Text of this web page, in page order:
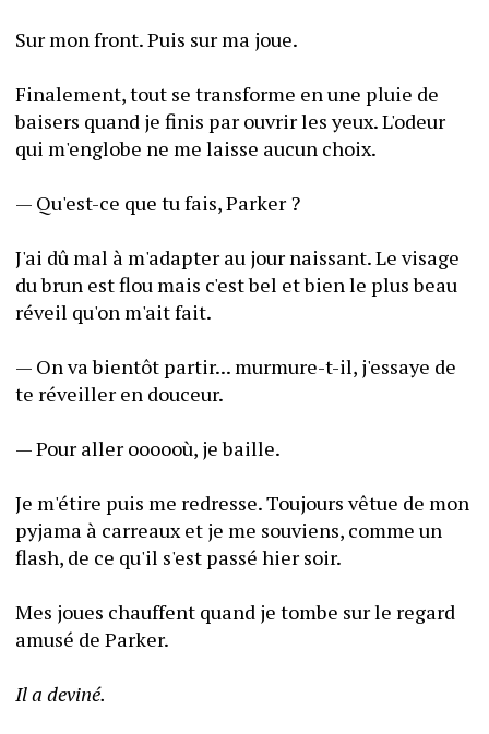
Sur mon front. Puis sur ma joue.
Finalement, tout se transforme en une pluie de
baisers quand je finis par ouvrir les yeux. L'odeur
qui m'englobe ne me laisse aucun choix.
— Qu'est-ce que tu fais, Parker ?
J'ai dû mal à m'adapter au jour naissant. Le visage
du brun est flou mais c'est bel et bien le plus beau
réveil qu'on m'ait fait.
— On va bientôt partir... murmure-t-il, j'essaye de
te réveiller en douceur.
— Pour aller oooooù, je baille.
Je m'étire puis me redresse. Toujours vêtue de mon
pyjama à carreaux et je me souviens, comme un
flash, de ce qu'il s'est passé hier soir.
Mes joues chauffent quand je tombe sur le regard
amusé de Parker.
Il a deviné.